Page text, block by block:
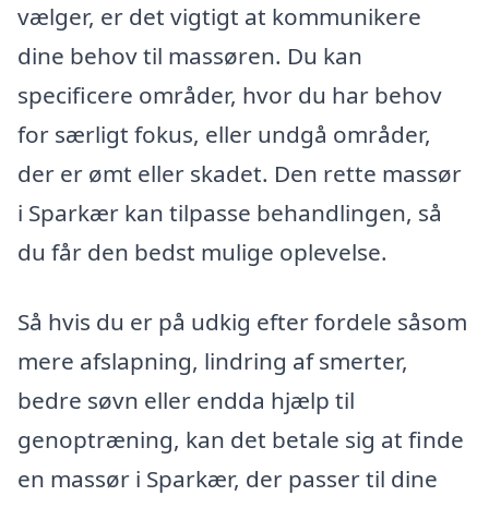
vælger, er det vigtigt at kommunikere
dine behov til massøren. Du kan
specificere områder, hvor du har behov
for særligt fokus, eller undgå områder,
der er ømt eller skadet. Den rette massør
i Sparkær kan tilpasse behandlingen, så
du får den bedst mulige oplevelse.
Så hvis du er på udkig efter fordele såsom
mere afslapning, lindring af smerter,
bedre søvn eller endda hjælp til
genoptræning, kan det betale sig at finde
en massør i Sparkær, der passer til dine